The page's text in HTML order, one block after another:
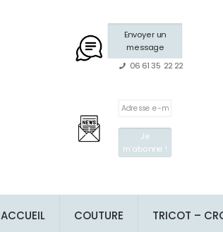
Envoyer un
message
06 61 35 22 22
ACCUEIL COUTURE TRICOT –